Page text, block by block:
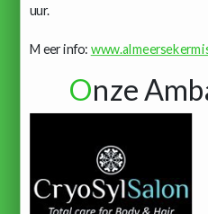
uur.
Meer info:
Onze